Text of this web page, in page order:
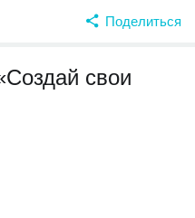
Поделиться
свои